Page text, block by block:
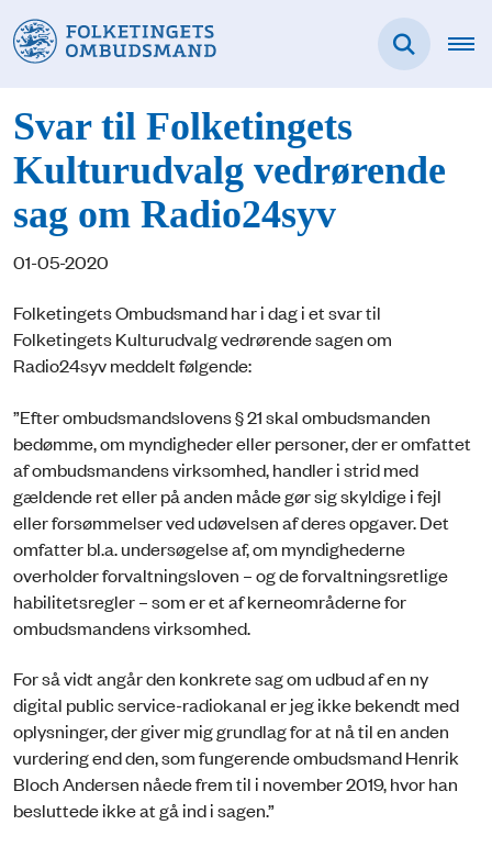
Svar til Folketingets
Kulturudvalg vedrørende
sag om Radio24syv
01-05-2020
Folketingets Ombudsmand har i dag i et svar til
Folketingets Kulturudvalg vedrørende sagen om
Radio24syv meddelt følgende:
”Efter ombudsmandslovens § 21 skal ombudsmanden
bedømme, om myndigheder eller personer, der er omfattet
af ombudsmandens virksomhed, handler i strid med
gældende ret eller på anden måde gør sig skyldige i fejl
eller forsømmelser ved udøvelsen af deres opgaver. Det
omfatter bl.a. undersøgelse af, om myndighederne
overholder forvaltningsloven – og de forvaltningsretlige
habilitetsregler – som er et af kerneområderne for
ombudsmandens virksomhed.
For så vidt angår den konkrete sag om udbud af en ny
digital public service-radiokanal er jeg ikke bekendt med
oplysninger, der giver mig grundlag for at nå til en anden
vurdering end den, som fungerende ombudsmand Henrik
Bloch Andersen nåede frem til i november 2019, hvor han
besluttede ikke at gå ind i sagen.”